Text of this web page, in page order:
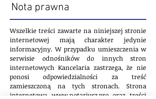
Nota prawna
Wszelkie treści zawarte na niniejszej stronie
internetowej mają charakter jedynie
informacyjny. W przypadku umieszczenia w
serwisie odnośników do innych stron
internetowych Kancelaria zastrzega, że nie
ponosi odpowiedzialności za treść
zamieszczoną na tych stronach. Strona
internetowa www.notariusz.prooraz treści